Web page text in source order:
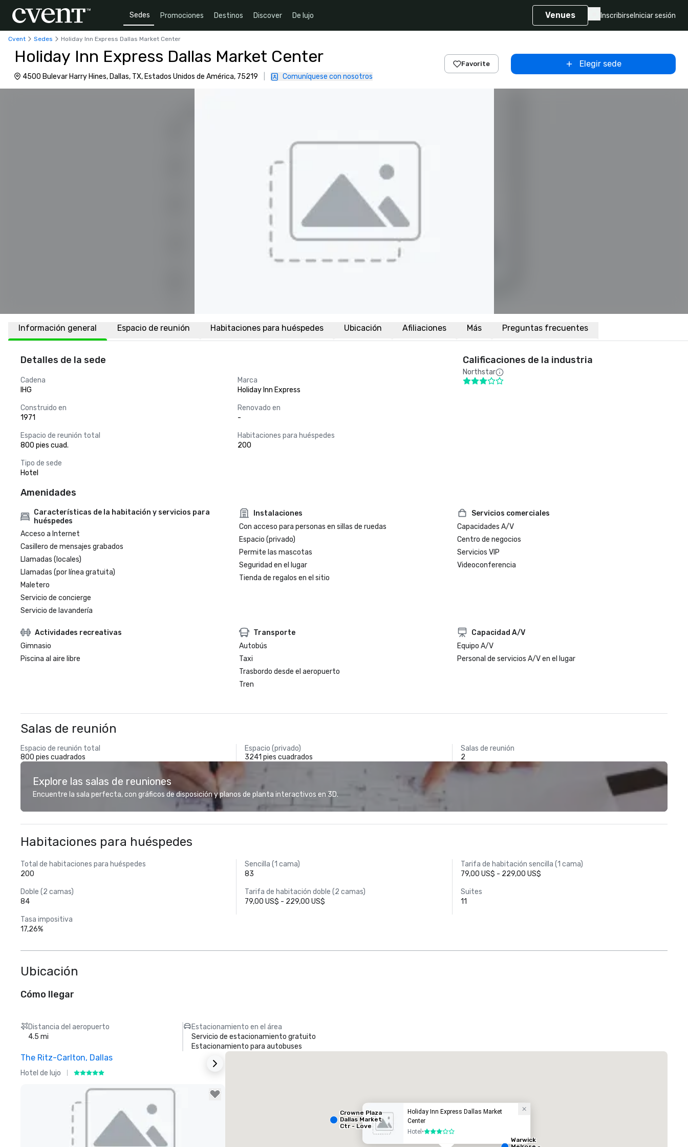
Sedes Promociones Destinos Discover De lujo Venues Inscribirse Iniciar sesión
Cvent Sedes Holiday Inn Express Dallas Market Center
Holiday Inn Express Dallas Market Center
4500 Bulevar Harry Hines, Dallas, TX, Estados Unidos de América, 75219 Comuníquese con nosotros
Favorite Elegir sede
Información general Espacio de reunión Habitaciones para huéspedes Ubicación Afiliaciones Más Preguntas frecuentes
Detalles de la sede
Cadena
IHG
Marca
Holiday Inn Express
Construido en
1971
Renovado en
-
Espacio de reunión total
800 pies cuad.
Habitaciones para huéspedes
200
Tipo de sede
Hotel
Calificaciones de la industria
Northstar
Amenidades
Características de la habitación y servicios para
huéspedes
Acceso a Internet
Casillero de mensajes grabados
Llamadas (locales)
Llamadas (por línea gratuita)
Maletero
Servicio de concierge
Servicio de lavandería
Instalaciones
Con acceso para personas en sillas de ruedas
Espacio (privado)
Permite las mascotas
Seguridad en el lugar
Tienda de regalos en el sitio
Servicios comerciales
Capacidades A/V
Centro de negocios
Servicios VIP
Videoconferencia
Actividades recreativas
Gimnasio
Piscina al aire libre
Transporte
Autobús
Taxi
Trasbordo desde el aeropuerto
Tren
Capacidad A/V
Equipo A/V
Personal de servicios A/V en el lugar
Salas de reunión
Espacio de reunión total
800 pies cuadrados
Espacio (privado)
3241 pies cuadrados
Salas de reunión
2
Explore las salas de reuniones
Encuentre la sala perfecta, con gráficos de disposición y planos de planta interactivos en 3D.
Habitaciones para huéspedes
Total de habitaciones para huéspedes
200
Sencilla (1 cama)
83
Tarifa de habitación sencilla (1 cama)
79,00 US$ - 229,00 US$
Doble (2 camas)
84
Tarifa de habitación doble (2 camas)
79,00 US$ - 229,00 US$
Suites
11
Tasa impositiva
17,26%
Ubicación
Cómo llegar
Distancia del aeropuerto
4.5 mi
Estacionamiento en el área
Servicio de estacionamiento gratuito
Estacionamiento para autobuses
The Ritz-Carlton, Dallas
Hotel de lujo
Holiday Inn Express Dallas Market
Center
Hotel •3 de 5
Crowne Plaza
Dallas Market
Ctr - Love
Warwick